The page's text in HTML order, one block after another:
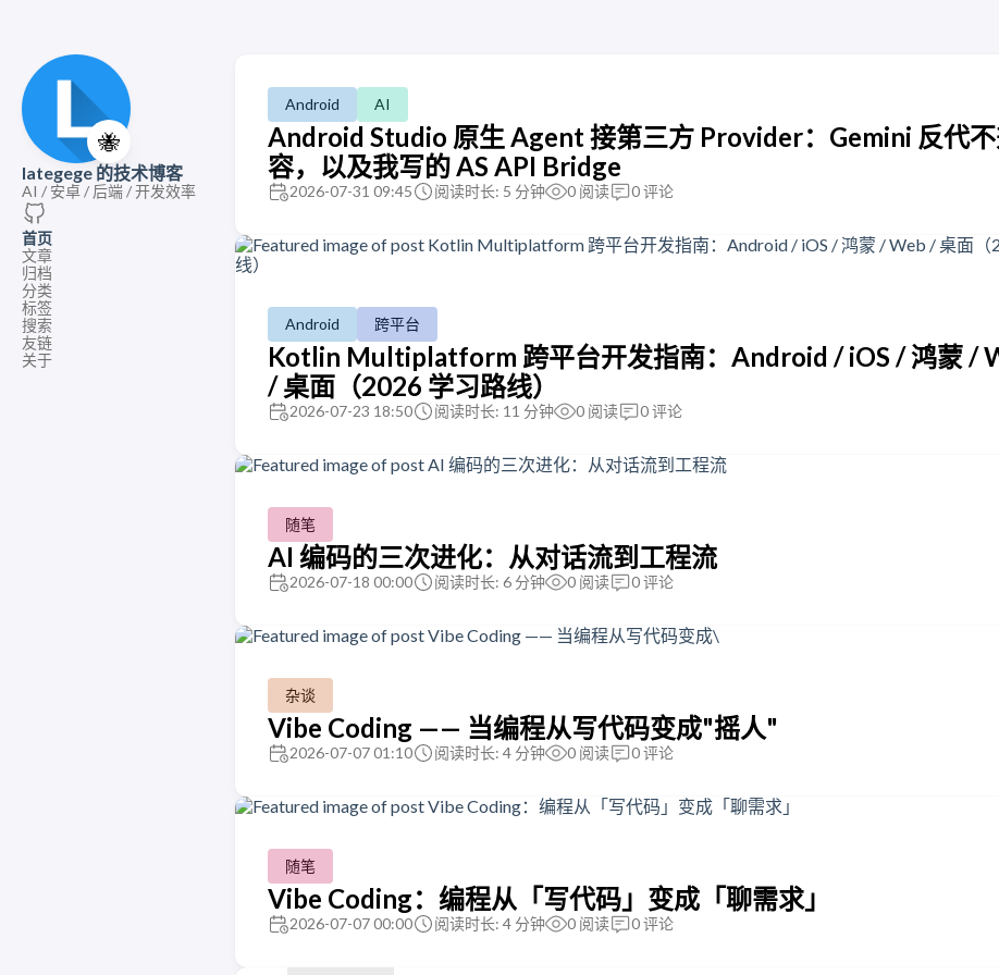
🐝
lategege 的技术博客
AI / 安卓 / 后端 / 开发效率
首页
文章
归档
分类
标签
搜索
友链
关于
Android AI
Android Studio 原生 Agent 接第三方 Provider：Gemini 反代
容，以及我写的 AS API Bridge
2026-07-31 09:45 阅读时长: 5 分钟 0阅读 0评论
Android 跨平台
Kotlin Multiplatform 跨平台开发指南：Android / iOS / 鸿蒙 /
/ 桌面（2026 学习路线）
2026-07-23 18:50 阅读时长: 11 分钟 0阅读 0评论
随笔
AI 编码的三次进化：从对话流到工程流
2026-07-18 00:00 阅读时长: 6 分钟 0阅读 0评论
杂谈
Vibe Coding —— 当编程从写代码变成"摇人"
2026-07-07 01:10 阅读时长: 4 分钟 0阅读 0评论
随笔
Vibe Coding：编程从「写代码」变成「聊需求」
2026-07-07 00:00 阅读时长: 4 分钟 0阅读 0评论